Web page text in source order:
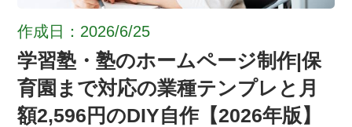
作成日：2026/6/25
学習塾・塾のホームページ制作|保
育園まで対応の業種テンプレと月
額2,596円のDIY自作【2026年版】